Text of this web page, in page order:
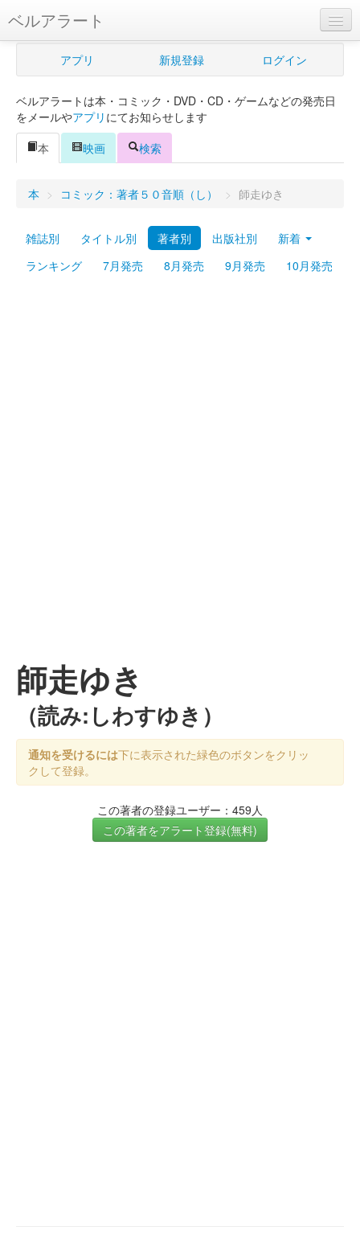
ベルアラート
ベルアラートとは
新規登録
ログイン
Myシェルフ
プレミアム
アプリ 新規登録 ログイン
ベルアラートは本・コミック・DVD・CD・ゲームなどの発売日
をメールやアプリ にてお知らせします
本
映画 検索
本 > コミック：著者５０音順（し） > 師走ゆき
雑誌別 タイトル別 著者別 出版社別
新着
ランキング
7月発売 8月発売 9月発売 10月発売
師走ゆき
（読み:しわすゆき）
通知を受けるには下に表示された緑色のボタンをクリッ
クして登録。
この著者の登録ユーザー：459人
この著者をアラート登録(無料)